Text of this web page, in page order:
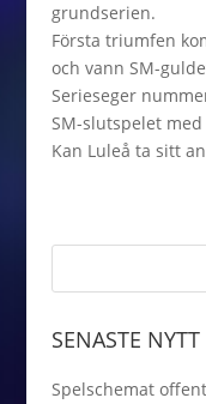
grundserien.
Första triumfen
och vann SM-
Serieseger
SM-slutspelet
Kan Luleå ta sitt
SENASTE NYTT
Spelschemat